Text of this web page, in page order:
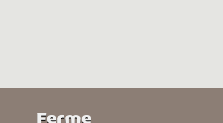
Ferme